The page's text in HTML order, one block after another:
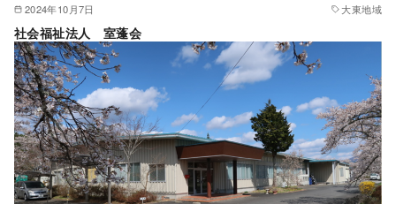
2024年10月7日 大東地域
社会福祉法人 室蓬会